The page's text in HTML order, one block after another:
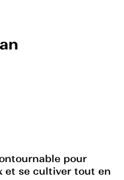
pour
et se cultiver tout en